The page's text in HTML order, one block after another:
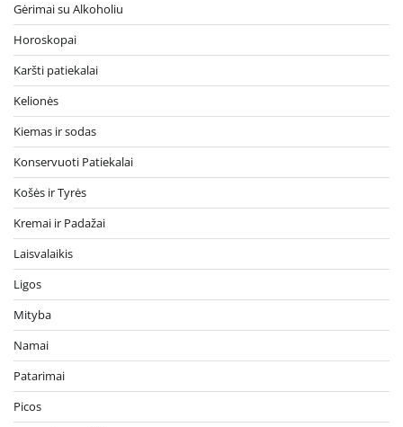
Gėrimai su Alkoholiu
Horoskopai
Karšti patiekalai
Kelionės
Kiemas ir sodas
Konservuoti Patiekalai
Košės ir Tyrės
Kremai ir Padažai
Laisvalaikis
Ligos
Mityba
Namai
Patarimai
Picos